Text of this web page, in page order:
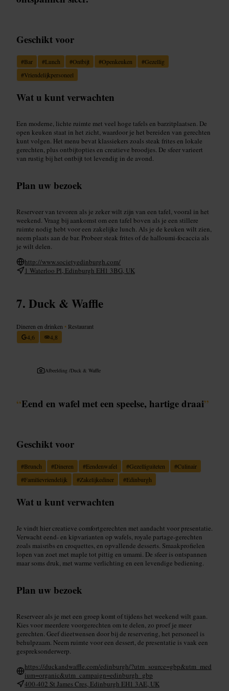
Geschikt voor
#Bar #Lunch #Ontbijt #Openkeuken #Gezellig
#Vriendelijkpersoneel
Wat u kunt verwachten
Een moderne, lichte ruimte met veel hoge tafels en barzitplaatsen. De
open keuken staat in het zicht, waardoor je het bereiden van gerechten
kunt volgen. Het menu bevat klassiekers zoals steak frites en lokale
gerechten, plus ontbijtopties en creatieve broodjes. De sfeer varieert
van rustig bij het ontbijt tot levendig in de avond.
Plan uw bezoek
Reserveer van tevoren als je zeker wilt zijn van een tafel, vooral in het
weekend. Vraag bij aankomst om een tafel boven als je een stillere
ruimte nodig hebt voor een zakelijke lunch. Als je de keuken wilt zien,
neem plaats aan de bar. Probeer steak frites of de halloumi-focaccia als
je wilt delen.
http://www.societyedinburgh.com/
1 Waterloo Pl, Edinburgh EH1 3BG, UK
Duck & Waffle
Dineren en drinken • Restaurant
4,6
4,8
Afbeelding /Duck & Waffle
“Eend en wafel met een speelse, hartige draai”
Geschikt voor
#Brunch #Dineren #Eendenwafel #Gezelliguiteten #Culinair
#Familievriendelijk #Zakelijkediner #Edinburgh
Wat u kunt verwachten
Je vindt hier creatieve comfortgerechten met aandacht voor presentatie.
Verwacht eend- en kipvarianten op wafels, royale partage-gerechten
zoals maisribs en croquettes, en opvallende desserts. Smaakprofielen
lopen van zoet met maple tot pittig en umami. De sfeer is ontspannen
maar soms druk, met warme verlichting en een levendige bediening.
Plan uw bezoek
Reserveer als je met een groep komt of tijdens het weekend wilt gaan.
Kies voor meerdere voorgerechten om te delen, zo proef je meer
gerechten. Geef dieetwensen door bij de reservering, het personeel is
behulpzaam. Neem ruimte voor een dessert, de presentatie is vaak een
gespreksonderwerp.
https://duckandwaffle.com/edinburgh/?utm_source=gbp&utm_med
ium=organic&utm_campaign=edinburgh_gbp
400-402 St James Cres, Edinburgh EH1 3AE, UK